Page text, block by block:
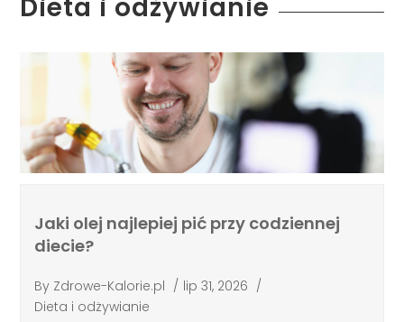
Dieta i odżywianie
Jaki olej najlepiej pić przy codziennej
diecie?
By Zdrowe-Kalorie.pl / lip 31, 2026 /
Dieta i odżywianie